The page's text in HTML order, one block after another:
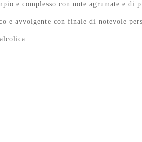
e complesso con note agrumate e
e avvolgente con finale di notevole